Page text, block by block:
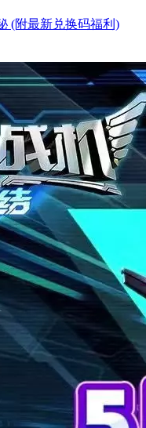
(附最新兑换码福利)